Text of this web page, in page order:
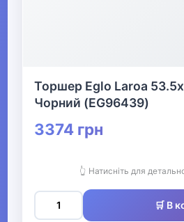
Конструктори LEGO
▶ Офіс, школа, книги
Торшер Eglo Laroa
Чорний (EG96439)
3374 грн
👆 Натисніть для
🛒 В